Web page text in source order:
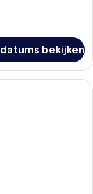
bekijken
uitzicht op zee |